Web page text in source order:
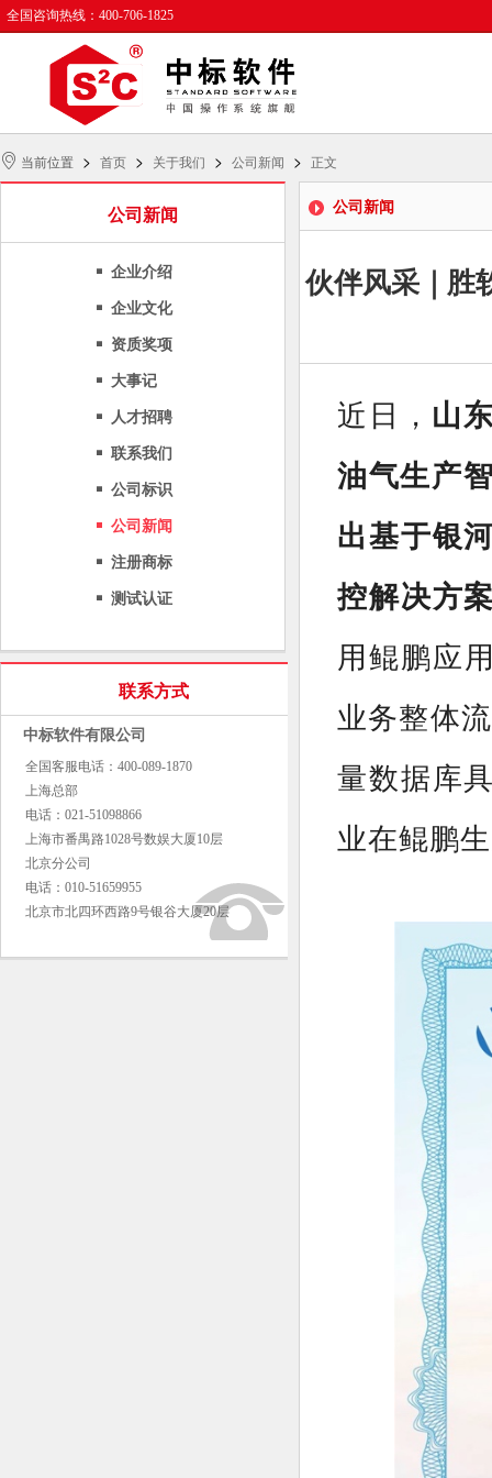
全国咨询热线：400-706-1825
当前位置 > 首页 > 关于我们 > 公司新闻 > 正文
公司新闻
企业介绍
企业文化
资质奖项
大事记
人才招聘
联系我们
公司标识
公司新闻
注册商标
测试认证
联系方式
中标软件有限公司
全国客服电话：400-089-1870
上海总部
电话：021-51098866
上海市番禺路1028号数娱大厦10层
北京分公司
电话：010-51659955
北京市北四环西路9号银谷大厦20层
公司新闻
伙伴风采｜胜
近日， 山
油气生产
出基于银
控解决方
用鲲鹏应
业务整体
量数据库
业在鲲鹏